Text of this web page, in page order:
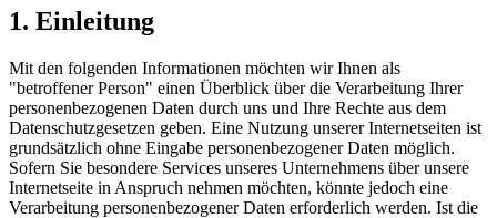
1. Einleitung
Mit den folgenden Informationen möchten wir Ihnen als
"betroffener Person" einen Überblick über die Verarbeitung Ihrer
personenbezogenen Daten durch uns und Ihre Rechte aus dem
Datenschutzgesetzen geben. Eine Nutzung unserer Internetseiten ist
grundsätzlich ohne Eingabe personenbezogener Daten möglich.
Sofern Sie besondere Services unseres Unternehmens über unsere
Internetseite in Anspruch nehmen möchten, könnte jedoch eine
Verarbeitung personenbezogener Daten erforderlich werden. Ist die